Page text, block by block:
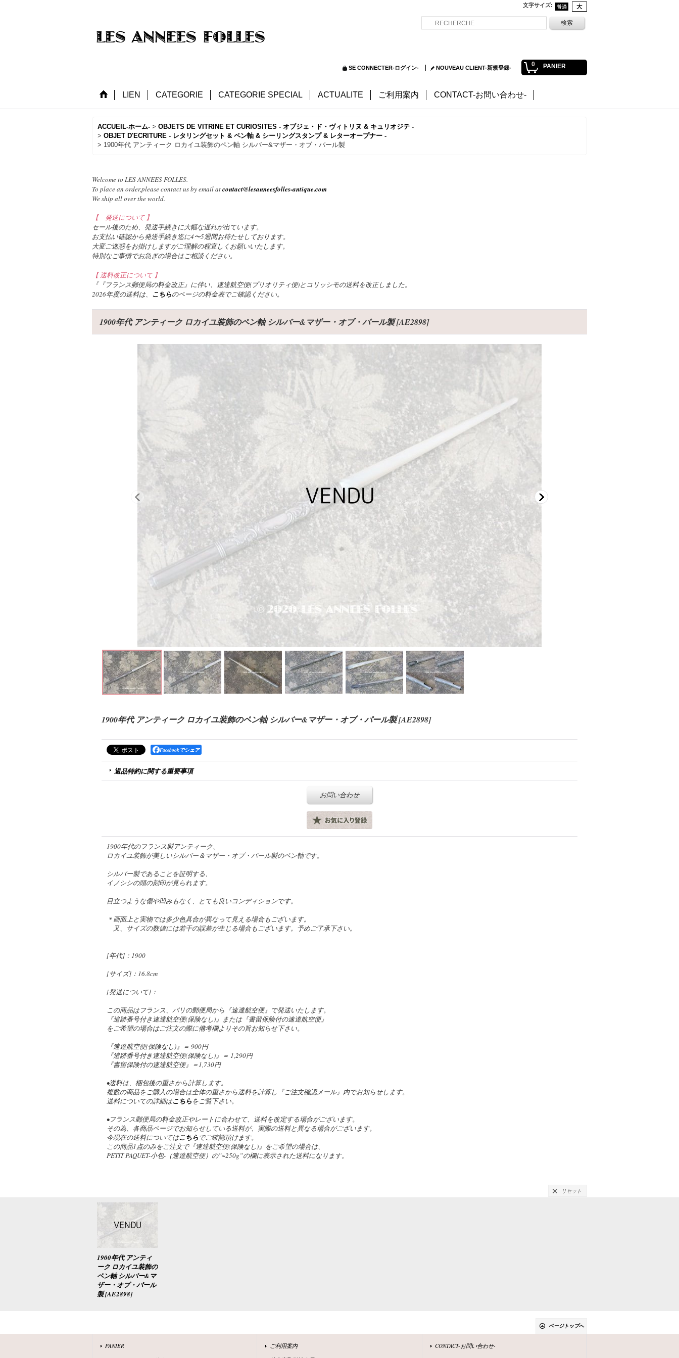
文字サイズ:
0 PANIER
SE CONNECTER-ログイン- NOUVEAU CLIENT-新規登録-
LIEN CATEGORIE CATEGORIE SPECIAL ACTUALITE ご利用案内 CONTACT-お問い合わせ-
ACCUEIL-ホーム- > OBJETS DE VITRINE ET CURIOSITES - オブジェ・ド・ヴィトリヌ & キュリオジテ -
> OBJET D'ECRITURE - レタリングセット & ペン軸 & シーリングスタンプ & レターオープナー -
> 1900年代 アンティーク ロカイユ装飾のペン軸 シルバー&マザー・オブ・パール製
Welcome to LES ANNEES FOLLES.
To place an order,please contact us by email atcontact@lesanneesfolles-antique.com
We ship all over the world.
【 発送について 】
セール後のため、発送手続きに大幅な遅れが出ています。
お支払い確認から発送手続き迄に4〜5週間お待たせしております。
大変ご迷惑をお掛けしますがご理解の程宜しくお願いいたします。
特別なご事情でお急ぎの場合はご相談ください。
【 送料改正について 】
『『フランス郵便局の料金改正』に伴い、速達航空便(プリオリティ便)とコリッシモの送料を改正しました。
2026年度の送料は、 こちらのページの料金表でご確認ください。
1900年代 アンティーク ロカイユ装飾のペン軸 シルバー&マザー・オブ・パール製[AE2898]
1900年代 アンティーク ロカイユ装飾のペン軸 シルバー&マザー・オブ・パール製[AE2898]
Facebookでシェア
返品特約に関する重要事項
お問い合わせ
1900年代のフランス製アンティーク、
ロカイユ装飾が美しいシルバー＆マザー・オブ・パール製のペン軸です。
シルバー製であることを証明する、
イノシシの頭の刻印が見られます。
目立つような傷や凹みもなく、とても良いコンディションです。
＊画面上と実物では多少色具合が異なって見える場合もございます。
又、サイズの数値には若干の誤差が生じる場合もございます。予めご了承下さい。
[年代]：1900
[サイズ]：16.8cm
[発送について]：
この商品はフランス、パリの郵便局から『速達航空便』で発送いたします。
『追跡番号付き速達航空便(保険なし)』または『書留保険付の速達航空便』
をご希望の場合はご注文の際に備考欄よりその旨お知らせ下さい。
『速達航空便(保険なし)』＝ 900円
『追跡番号付き速達航空便(保険なし)』＝ 1,290円
『書留保険付の速達航空便』＝1,730円
•送料は、梱包後の重さから計算します。
複数の商品をご購入の場合は全体の重さから送料を計算し『ご注文確認メール』内でお知らせします。
送料についての詳細はこちらをご覧下さい。
•フランス郵便局の料金改正やレートに合わせて、送料を改定する場合がございます。
その為、各商品ページでお知らせしている送料が、実際の送料と異なる場合がございます。
今現在の送料についてはこちらでご確認頂けます。
この商品1点のみをご注文で『速達航空便(保険なし)』をご希望の場合は、
PETIT PAQUET-小包-（速達航空便）の”~250g”の欄に表示された送料になります。
リセット
1900年代 アンティ
ーク ロカイユ装飾の
ペン軸 シルバー&マ
ザー・オブ・パール
製[AE2898]
ページトップへ
PANIER
ご利用案内
CONTACT-お問い合わせ-